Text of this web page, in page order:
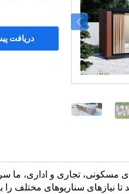
دریافت
نیازهای سناریوهای مختلف